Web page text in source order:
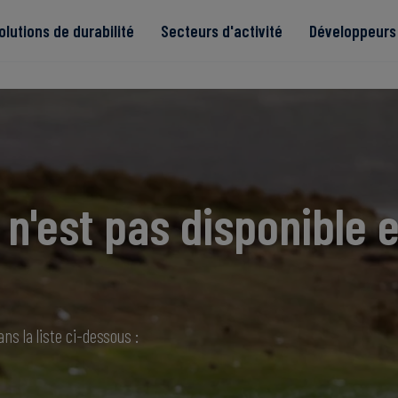
de durabilité Secteurs d'activité
Read more
Read more
Read more
Read more
Read more
pas disponible
la liste ci-dessous :